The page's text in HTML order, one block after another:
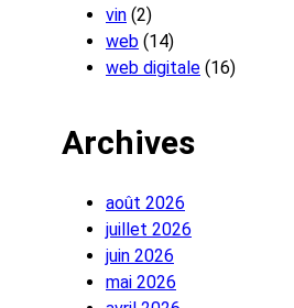
vin (2)
web (14)
web digitale (16)
Archives
août 2026
juillet 2026
juin 2026
mai 2026